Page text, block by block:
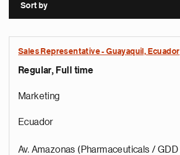
Sort by
Sales Representative - Guayaquil, Ecuador
Regular, Full time
Marketing
Ecuador
Av. Amazonas (Pharmaceuticals /